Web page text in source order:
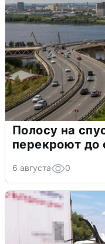
Полосу на
перекроют до
6 августа 0